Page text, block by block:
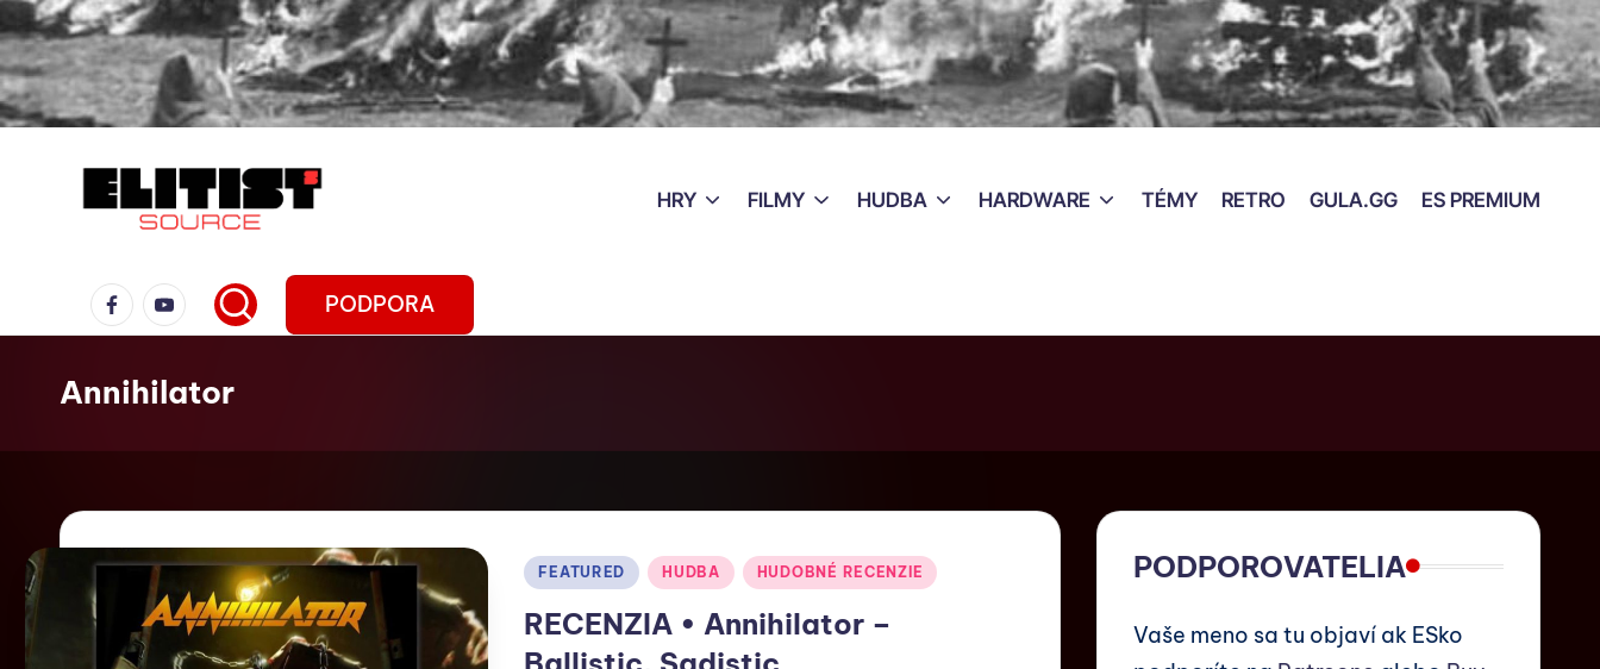
HRY FILMY HUDBA HARDWARE TÉMY RETRO GULA.GG ES PREMIUM
PODPORA
Annihilator
FEATURED HUDBA HUDOBNÉ RECENZIE
RECENZIA • Annihilator –
PODPOROVATELIA
Vaše meno sa tu objaví ak ESko